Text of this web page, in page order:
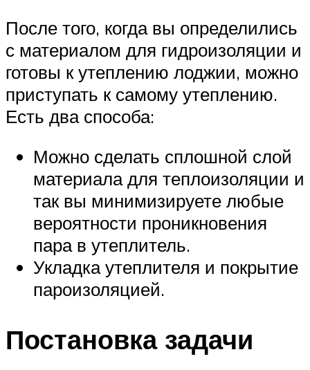
После того, когда вы определились
с материалом для гидроизоляции и
готовы к утеплению лоджии, можно
приступать к самому утеплению.
Есть два способа:
Можно сделать сплошной слой
материала для теплоизоляции и
так вы минимизируете любые
вероятности проникновения
пара в утеплитель.
Укладка утеплителя и покрытие
пароизоляцией.
Постановка задачи